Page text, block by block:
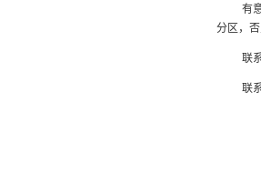
有
分区，否
联
联